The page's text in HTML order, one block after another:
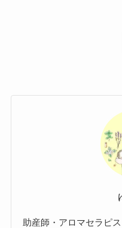
助産師・アロマセラピス